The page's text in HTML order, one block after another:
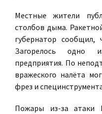
Местные жители
столбов дыма.
губернатор сообщил,
Загорелось одно
предприятия. По
вражеского налёта
фрез и
Пожары из-за